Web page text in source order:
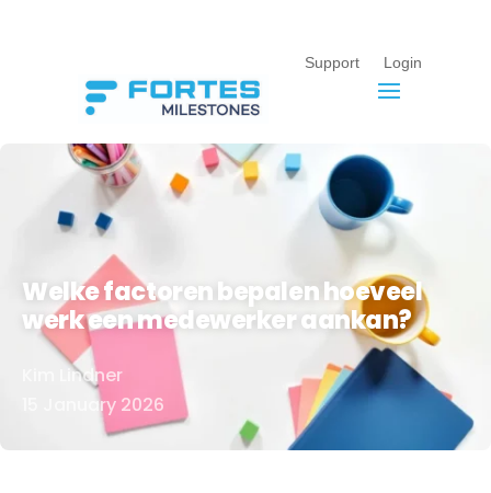
Support Login
Welke factoren bepalen hoeveel
werk een medewerker aankan?
Kim Lindner
15 January 2026